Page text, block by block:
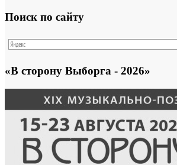
Поиск по сайту
«В сторону Выборга - 2026»